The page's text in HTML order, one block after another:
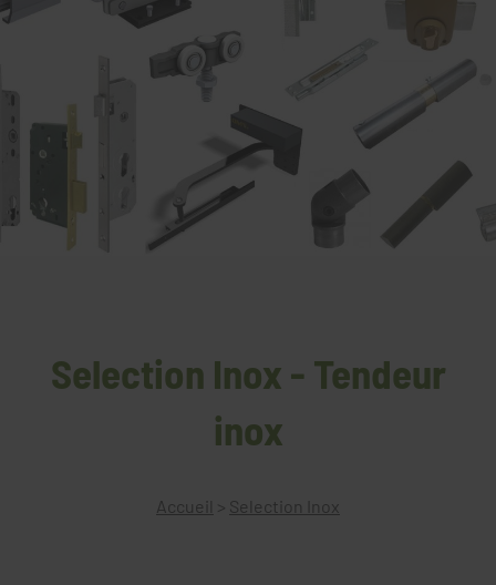
Selection Inox - Tendeur
inox
Accueil > Selection Inox